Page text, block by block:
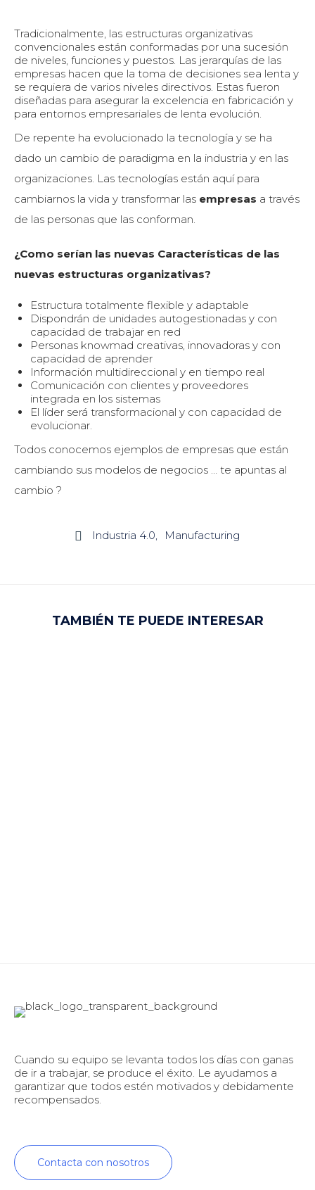
Tradicionalmente, las estructuras organizativas
convencionales están conformadas por una sucesión
de niveles, funciones y puestos. Las jerarquías de las
empresas hacen que la toma de decisiones sea lenta y
se requiera de varios niveles directivos. Estas fueron
diseñadas para asegurar la excelencia en fabricación y
para entornos empresariales de lenta evolución.
De repente ha evolucionado la tecnología y se ha
dado un cambio de paradigma en la industria y en las
organizaciones. Las tecnologías están aquí para
cambiarnos la vida y transformar las empresas a través
de las personas que las conforman.
¿Como serían las nuevas Características de las
nuevas estructuras organizativas?
Estructura totalmente flexible y adaptable
Dispondrán de unidades autogestionadas y con
capacidad de trabajar en red
Personas knowmad creativas, innovadoras y con
capacidad de aprender
Información multidireccional y en tiempo real
Comunicación con clientes y proveedores
integrada en los sistemas
El líder será transformacional y con capacidad de
evolucionar.
Todos conocemos ejemplos de empresas que están
cambiando sus modelos de negocios … te apuntas al
cambio ?
 Industria 4.0 Manufacturing
TAMBIÉN TE PUEDE INTERESAR
Cuando su equipo se levanta todos los días con ganas
de ir a trabajar, se produce el éxito. Le ayudamos a
garantizar que todos estén motivados y debidamente
recompensados.
Contacta con nosotros